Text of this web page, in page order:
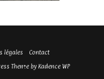
légales
Contact
Theme by Kadence WP